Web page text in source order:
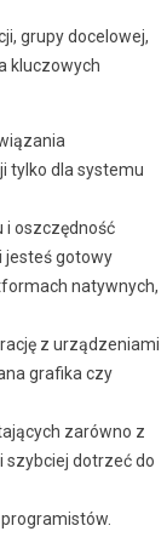
grupy docelowej,
kluczowych
tylko dla systemu
i oszczędność
jesteś gotowy
natywnych,
z urządzeniami
grafika czy
zarówno z
szybciej dotrzeć do